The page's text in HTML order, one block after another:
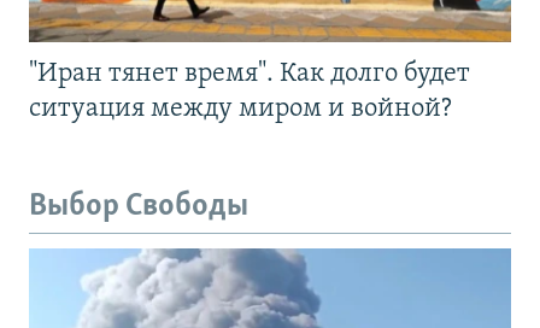
"Иран тянет время". Как долго будет
ситуация между миром и войной?
Выбор Свободы